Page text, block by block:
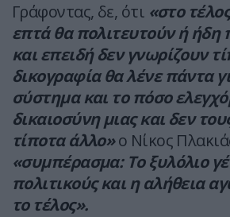
Γράφοντας, δε, ότι «στο
επτά θα πολιτευτούν ή ήδη
και επειδή δεν γνωρίζουν
δικογραφία θα λένε πάντα
σύστημα και το πόσο
δικαιοσύνη μιας και δεν
τίποτα άλλο» ο Νίκος
«συμπέρασμα: Το ξυλόλιο
πολιτικούς και η αλήθεια
το τέλος».